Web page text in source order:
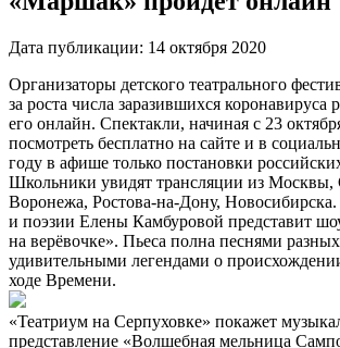
Дата публикации: 14 октября 2020
Организаторы детского театрального
за роста числа заразившихся коронавируса
его онлайн. Спектакли, начиная с 23
посмотреть бесплатно на сайте и в
году в афише только постановки
Школьники увидят трансляции из Москвы,
Воронежа, Ростова-на-Дону,
и поэзии Елены Камбуровой представит
на верёвочке». Пьеса полна песнями
удивительными легендами о
ходе Времени.
«Театриум на Серпуховке» покажет
представление «Волшебная мельница